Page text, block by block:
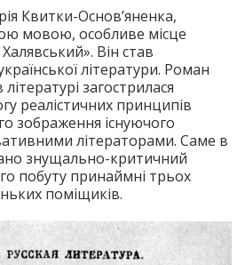
Квитки-Основ’яненка,
мовою, особливе місце
Він став
літератури. Роман
загострилася
реалістичних принципів
зображення існуючого
літераторами. Саме в
знущально-критичний
побуту принаймні трьох
поміщиків.